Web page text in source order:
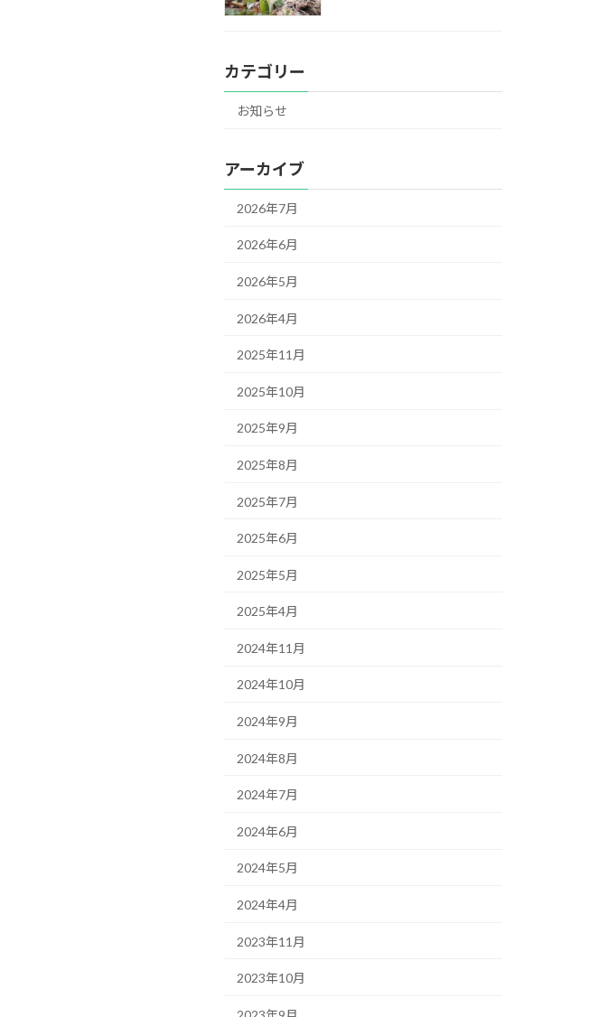
カテゴリー
お知らせ
アーカイブ
2026年7月
2026年6月
2026年5月
2026年4月
2025年11月
2025年10月
2025年9月
2025年8月
2025年7月
2025年6月
2025年5月
2025年4月
2024年11月
2024年10月
2024年9月
2024年8月
2024年7月
2024年6月
2024年5月
2024年4月
2023年11月
2023年10月